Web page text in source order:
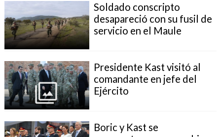
Soldado conscripto
desapareció con su fusil de
servicio en el Maule
Presidente Kast visitó al
comandante en jefe del
Ejército
Boric y Kast se